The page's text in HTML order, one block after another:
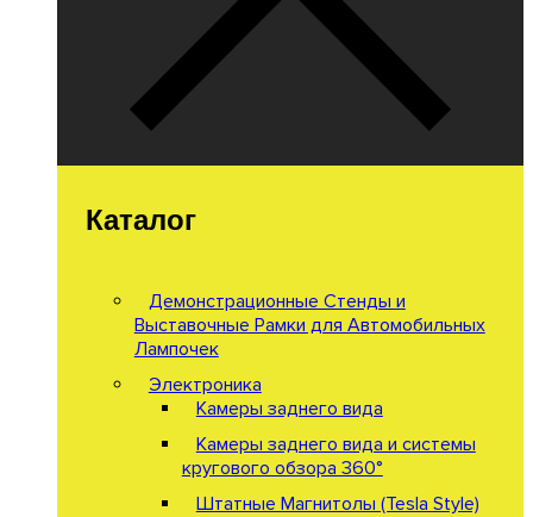
Каталог
Демонстрационные Стенды и
Выставочные Рамки для Автомобильных
Лампочек
Электроника
Камеры заднего вида
Камеры заднего вида и системы
кругового обзора 360°
Штатные Магнитолы (Tesla Style)